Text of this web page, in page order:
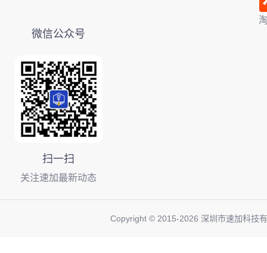
微信公众号
扫一扫
关注速加最新动态
Copyright © 2015-2026 深圳市速加科技